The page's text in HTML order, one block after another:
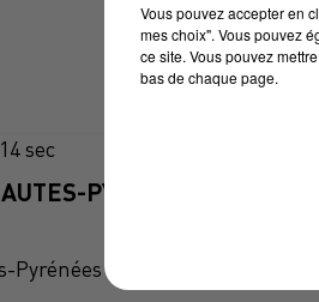
sec
PYRÉNÉES DU 28/
Pyrénées
Vous pouvez accepter en
mes choix". Vous pouvez
ce site. Vous pouvez
bas de chaque page.